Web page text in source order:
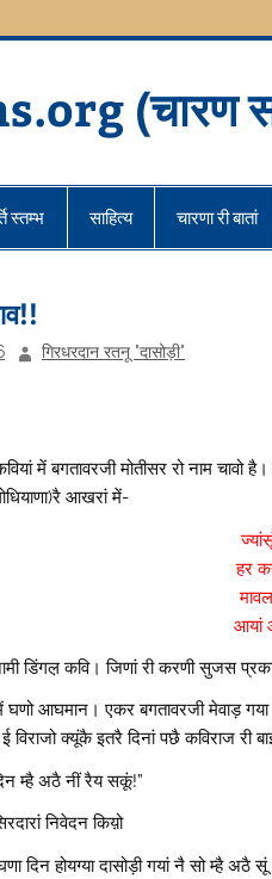
(चारण
स्तम्भ साहित्य चारणा री बातां
गिरधरदान रतनू "दासोड़ी"
में बगतावरजी मोतीसर रो नाम चावो
आखरां में-
हर
आयां
डिंगल़ कवि। जिणां री करणी सुजस
में घणो आघमान। एकर बगतावरजी मेवाड़
विराजो क्यूंकै इतरै दिनां पछै कविराज री
म्है अठै नीं रैय सकूं!”
निवेदन किय़ो
दिन होयग्या दासोड़ी गयां नै सो म्है अठै सूं